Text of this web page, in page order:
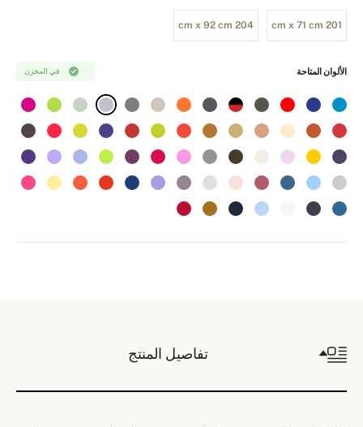
201 cm x 71 cm
204 cm x 92 cm
في المخزن الألوان المتاحة
تفاصيل المنتج